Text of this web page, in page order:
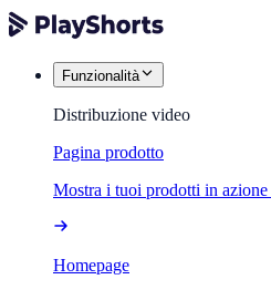
Funzionalità
Distribuzione video
Pagina prodotto
Mostra i tuoi prodotti in azione
Homepage